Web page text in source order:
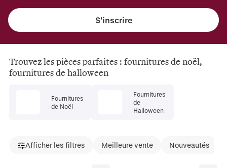
S'inscrire
Trouvez les pièces parfaites : fournitures de noël,
fournitures de halloween
Fournitures
de Noël
Fournitures
de
Halloween
Afficher les filtres Meilleure vente Nouveautés